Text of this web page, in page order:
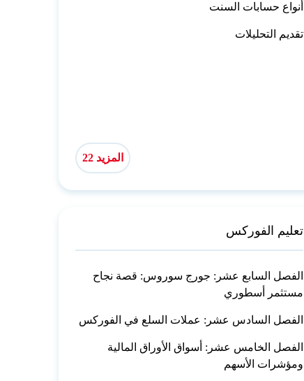
أنواع حسابات السنت
تقديم التحليلات
المزيد 22
تعليم الفوركس
الفصل السابع عشر: جورج سوروس: قصة نجاح
مستثمر أسطوري
الفصل السادس عشر: عملات السلع في الفوركس
الفصل الخامس عشر: أسواق الأوراق المالية
ومؤشرات الأسهم